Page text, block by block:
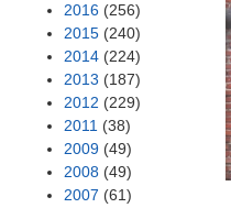
2016 (256)
2015 (240)
2014 (224)
2013 (187)
2012 (229)
2011 (38)
2009 (49)
2008 (49)
2007 (61)